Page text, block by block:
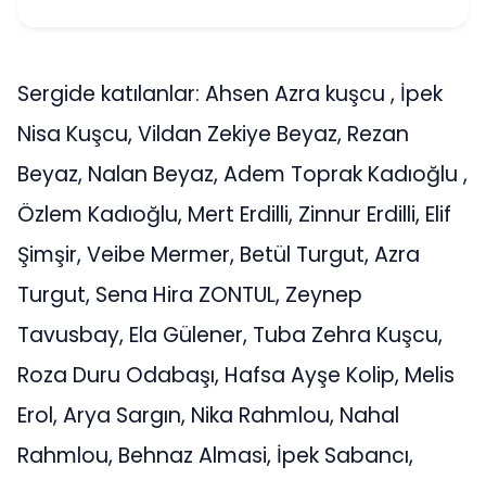
Sergide katılanlar: Ahsen Azra kuşcu , İpek
Nisa Kuşcu, Vildan Zekiye Beyaz, Rezan
Beyaz, Nalan Beyaz, Adem Toprak Kadıoğlu ,
Özlem Kadıoğlu, Mert Erdilli, Zinnur Erdilli, Elif
Şimşir, Veibe Mermer, Betül Turgut, Azra
Turgut, Sena Hira ZONTUL, Zeynep
Tavusbay, Ela Gülener, Tuba Zehra Kuşcu,
Roza Duru Odabaşı, Hafsa Ayşe Kolip, Melis
Erol, Arya Sargın, Nika Rahmlou, Nahal
Rahmlou, Behnaz Almasi, İpek Sabancı,